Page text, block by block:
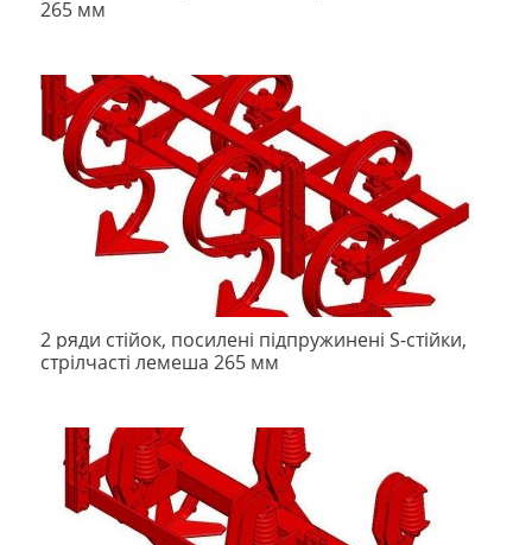
265 мм
2 ряди стійок, посилені підпружинені S-стійки,
стрілчасті лемеша 265 мм